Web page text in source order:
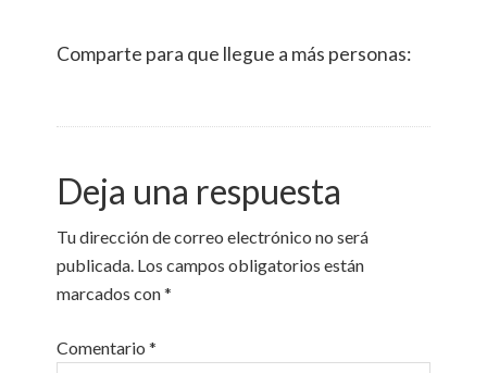
Comparte para que llegue a más personas:
Deja una respuesta
Tu dirección de correo electrónico no será
publicada. Los campos obligatorios están
marcados con*
Comentario*